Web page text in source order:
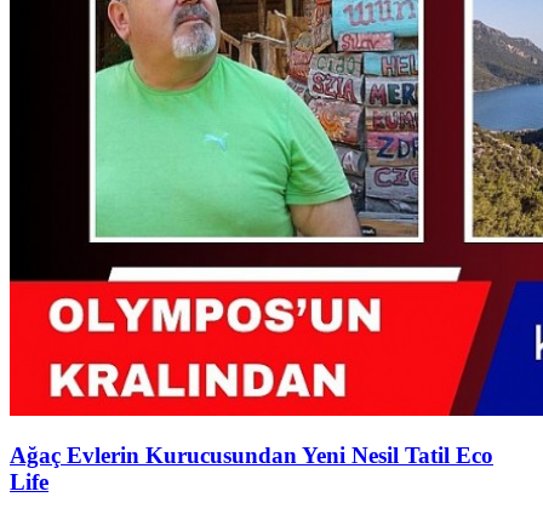
Ağaç Evlerin Kurucusundan Yeni Nesil Tatil Eco
Life